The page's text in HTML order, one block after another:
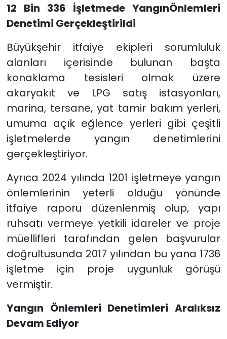
12 Bin 336 İşletmede YangınÖnlemleri
Denetimi Gerçekleştirildi
Büyükşehir itfaiye ekipleri sorumluluk
alanları içerisinde bulunan başta
konaklama tesisleri olmak üzere
akaryakıt ve LPG satış istasyonları,
marina, tersane, yat tamir bakım yerleri,
umuma açık eğlence yerleri gibi çeşitli
işletmelerde yangın denetimlerini
gerçekleştiriyor.
Ayrıca 2024 yılında 1201 işletmeye yangın
önlemlerinin yeterli olduğu yönünde
itfaiye raporu düzenlenmiş olup, yapı
ruhsatı vermeye yetkili idareler ve proje
müellifleri tarafından gelen başvurular
doğrultusunda 2017 yılından bu yana 1736
işletme için proje uygunluk görüşü
vermiştir.
Yangın Önlemleri Denetimleri Aralıksız
Devam Ediyor